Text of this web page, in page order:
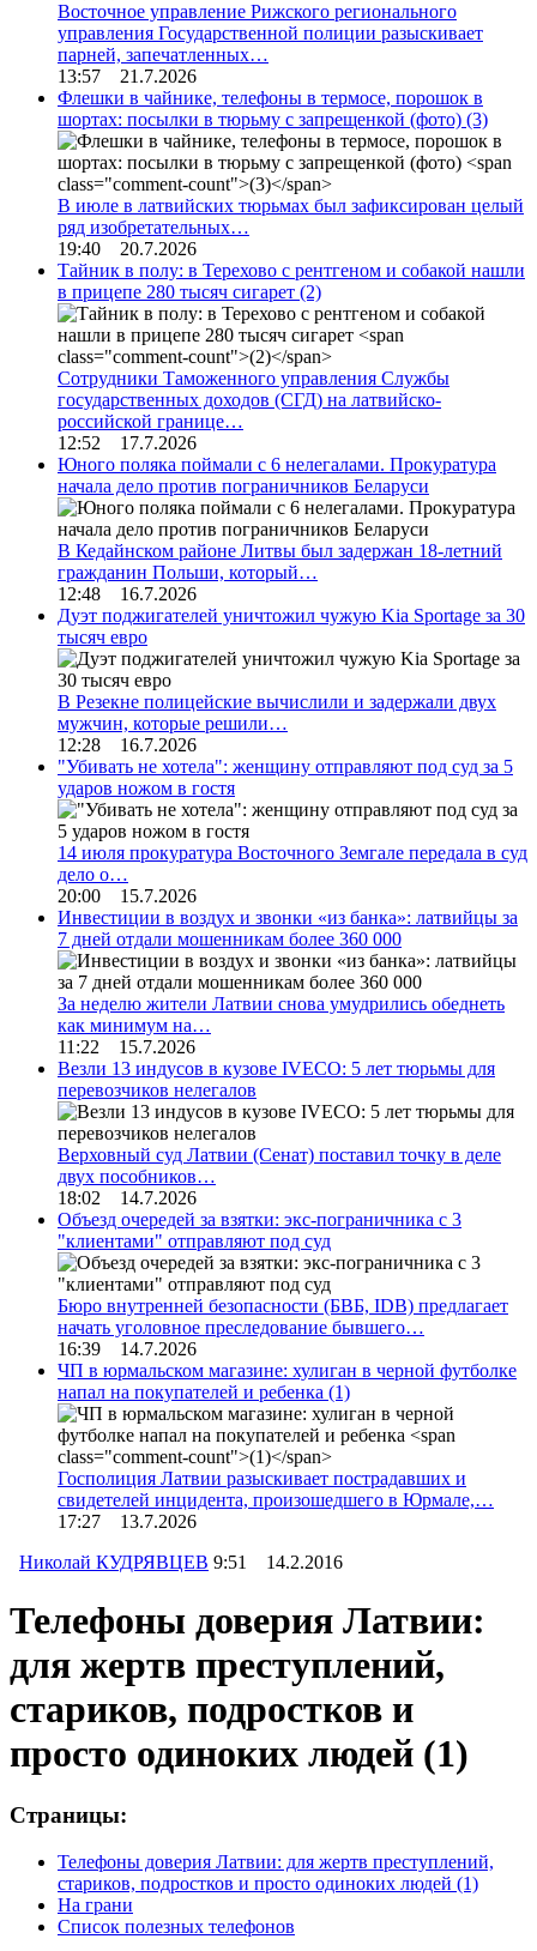
Восточное управление Рижского регионального
управления Государственной полиции разыскивает
парней, запечатленных…
13:57 21.7.2026
Флешки в чайнике, телефоны в термосе, порошок в
шортах: посылки в тюрьму с запрещенкой (фото) (3)
В июле в латвийских тюрьмах был зафиксирован целый
ряд изобретательных…
19:40 20.7.2026
Тайник в полу: в Терехово с рентгеном и собакой нашли
в прицепе 280 тысяч сигарет (2)
Сотрудники Таможенного управления Службы
государственных доходов (СГД) на латвийско-
российской границе…
12:52 17.7.2026
Юного поляка поймали с 6 нелегалами. Прокуратура
начала дело против пограничников Беларуси
В Кедайнском районе Литвы был задержан 18-летний
гражданин Польши, который…
12:48 16.7.2026
Дуэт поджигателей уничтожил чужую Kia Sportage за 30
тысяч евро
В Резекне полицейские вычислили и задержали двух
мужчин, которые решили…
12:28 16.7.2026
"Убивать не хотела": женщину отправляют под суд за 5
ударов ножом в гостя
14 июля прокуратура Восточного Земгале передала в суд
дело о…
20:00 15.7.2026
Инвестиции в воздух и звонки «из банка»: латвийцы за
7 дней отдали мошенникам более 360 000
За неделю жители Латвии снова умудрились обеднеть
как минимум на…
11:22 15.7.2026
Везли 13 индусов в кузове IVECO: 5 лет тюрьмы для
перевозчиков нелегалов
Верховный суд Латвии (Сенат) поставил точку в деле
двух пособников…
18:02 14.7.2026
Объезд очередей за взятки: экс-пограничника с 3
"клиентами" отправляют под суд
Бюро внутренней безопасности (БВБ, IDB) предлагает
начать уголовное преследование бывшего…
16:39 14.7.2026
ЧП в юрмальском магазине: хулиган в черной футболке
напал на покупателей и ребенка (1)
Госполиция Латвии разыскивает пострадавших и
свидетелей инцидента, произошедшего в Юрмале,…
17:27 13.7.2026
Николай КУДРЯВЦЕВ 9:51 14.2.2016
Телефоны доверия Латвии:
для жертв преступлений,
стариков, подростков и
просто одиноких людей (1)
Страницы:
Телефоны доверия Латвии: для жертв преступлений,
стариков, подростков и просто одиноких людей (1)
На грани
Список полезных телефонов